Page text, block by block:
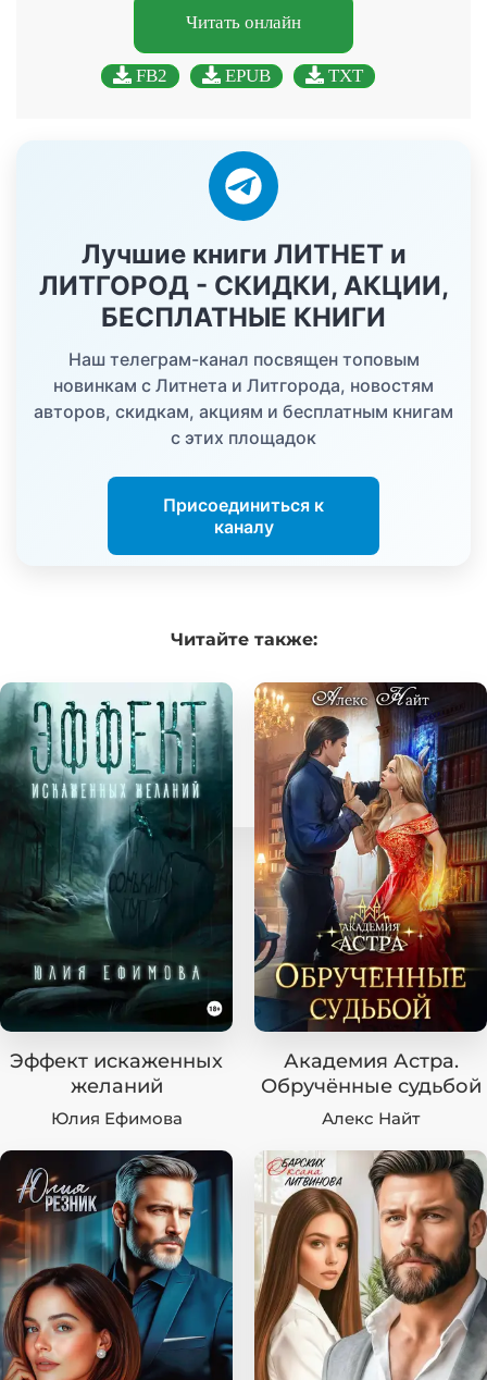
Читать онлайн
FB2 EPUB TXT
Лучшие книги ЛИТНЕТ и
ЛИТГОРОД - СКИДКИ, АКЦИИ,
БЕСПЛАТНЫЕ КНИГИ
Наш телеграм-канал посвящен топовым
новинкам с Литнета и Литгорода, новостям
авторов, скидкам, акциям и бесплатным книгам
с этих площадок
Присоединиться к
каналу
Читайтетакже:
Эффект искаженных
желаний
Юлия Ефимова
Академия Астра.
Обручённые судьбой
Алекс Найт